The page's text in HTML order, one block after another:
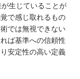
生じていることが
で感じ取れるもの
では無視できない
ば基準への信頼性
安定性の高い定義